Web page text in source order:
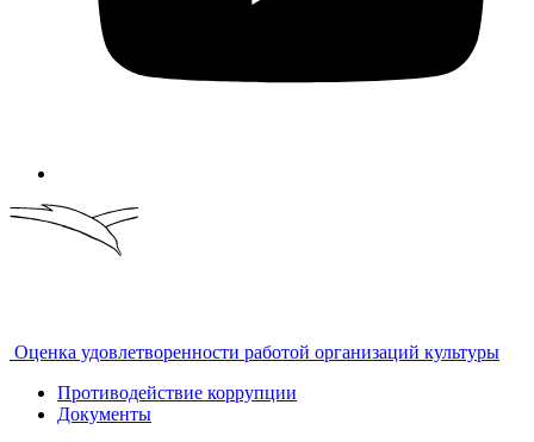
Оценка удовлетворенности работой организаций культуры
Противодействие коррупции
Документы